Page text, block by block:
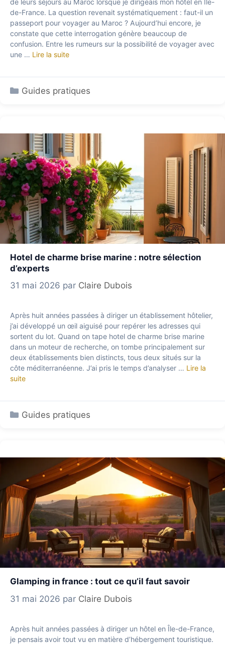
de-France. La question revenait systématiquement : faut-il un
passeport pour voyager au Maroc ? Aujourd’hui encore, je
constate que cette interrogation génère beaucoup de
confusion. Entre les rumeurs sur la possibilité de voyager avec
une … Lire la suite
Catégories
Guides pratiques
Hotel de charme brise marine : notre sélection
d’experts
31 mai 2026 par Claire Dubois
Après huit années passées à diriger un établissement hôtelier,
j’ai développé un œil aiguisé pour repérer les adresses qui
sortent du lot. Quand on tape hotel de charme brise marine
dans un moteur de recherche, on tombe principalement sur
deux établissements bien distincts, tous deux situés sur la
côte méditerranéenne. J’ai pris le temps d’analyser … Lire la
suite
Catégories
Guides pratiques
Glamping in france : tout ce qu’il faut savoir
31 mai 2026 par Claire Dubois
Après huit années passées à diriger un hôtel en Île-de-France,
je pensais avoir tout vu en matière d’hébergement touristique.